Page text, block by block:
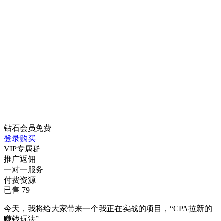
钻石会员免费
登录购买
VIP专属群
推广返佣
一对一服务
付费资源
已售 79
今天，我将给大家带来一个我正在实战的项目，“CPA拉新的
赚钱玩法”。